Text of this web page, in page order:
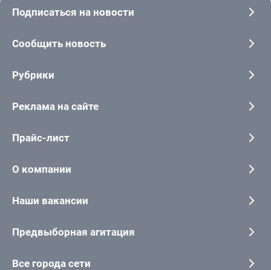
Подписаться на новости
Сообщить новость
Рубрики
Реклама на сайте
Прайс-лист
О компании
Наши вакансии
Предвыборная агитация
Все города сети